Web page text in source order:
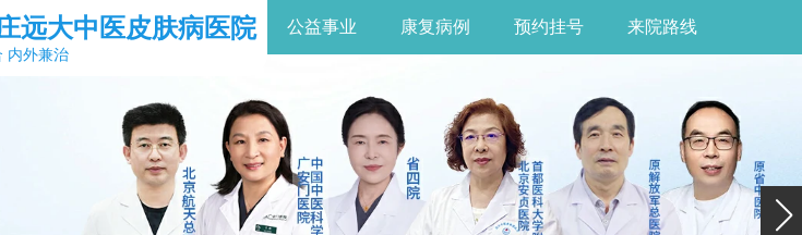
远大中医皮肤病医院
内外兼治
公益事业 康复病例 预约挂号 来院路线